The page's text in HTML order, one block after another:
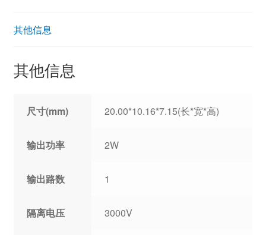
其他信息
其他信息
尺寸(mm) 20.00*10.16*7.15(长*宽*高)
输出功率 2W
输出路数 1
隔离电压 3000V